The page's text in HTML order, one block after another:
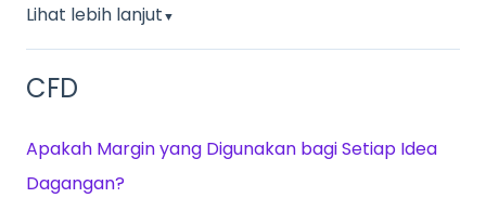
Lihat lebih lanjut▼
CFD
Apakah Margin yang Digunakan bagi Setiap Idea
Dagangan?